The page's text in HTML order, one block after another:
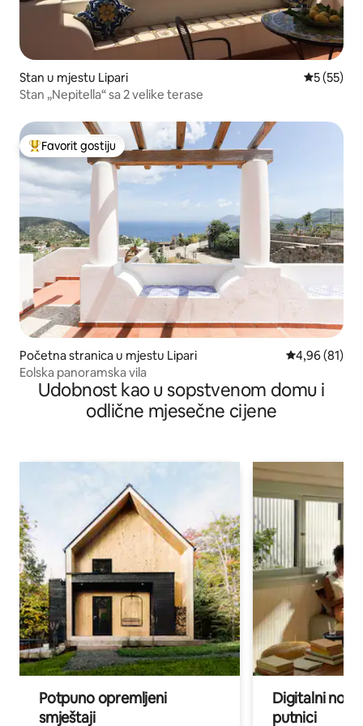
Stan u mjestu Lipari prosječna
5 (55)
Stan „Nepitella“ sa 2 velike terase
Glavni favorit gostiju
Favorit gostiju
Početna stranica u mjestu Lipari prosječna
4,96 (81)
Eolska panoramska vila
Udobnost kao u sopstvenom domu i
odlične mjesečne cijene
Potpuno opremljeni
smještaji
Digitalni
putnici